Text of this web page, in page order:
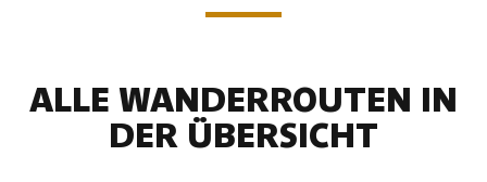
ALLE WANDERROUTEN IN
DER ÜBERSICHT